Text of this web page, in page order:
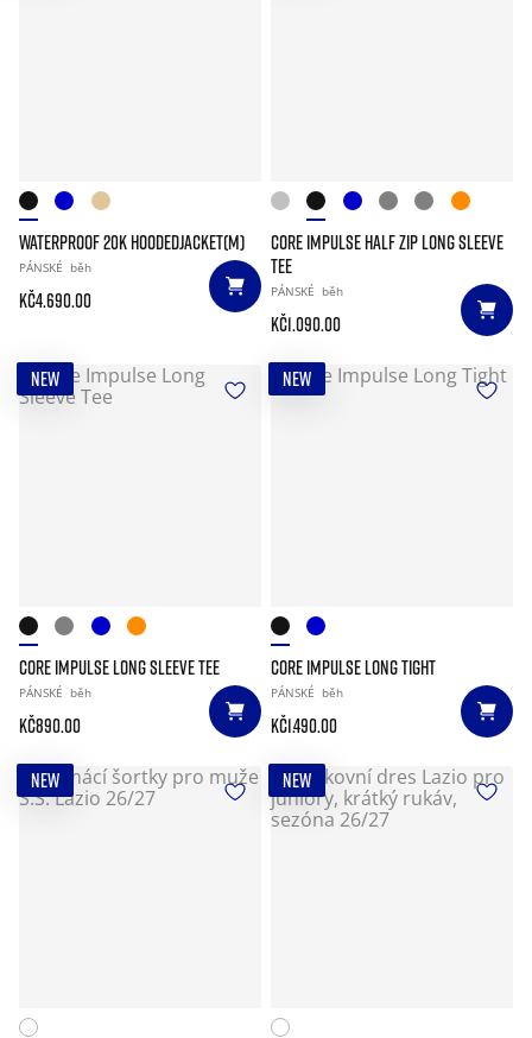
WATERPROOF 20K HOODEDJACKET(M)
PÁNSKÉ běh
Kč4.690.00
CORE IMPULSE HALF ZIP LONG SLEEVE
TEE
PÁNSKÉ běh
Kč1.090.00
NEW
CORE IMPULSE LONG SLEEVE TEE
PÁNSKÉ běh
Kč890.00
NEW
CORE IMPULSE LONG TIGHT
PÁNSKÉ běh
Kč1.490.00
NEW NEW